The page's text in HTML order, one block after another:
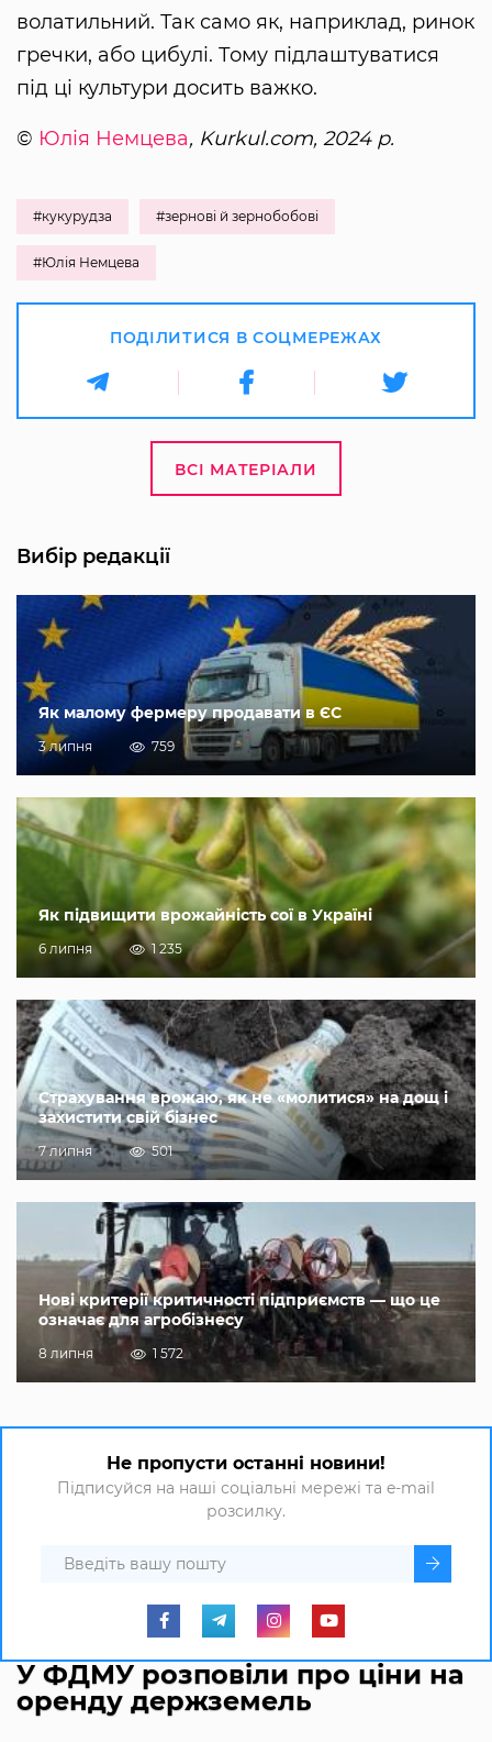
волатильний. Так само як, наприклад, ринок
гречки, або цибулі. Тому підлаштуватися
під ці культури досить важко.
© Юлія Немцева, Kurkul.com, 2024 р.
#кукурудза #зернові й зернобобові
#Юлія Немцева
ПОДІЛИТИСЯ В СОЦМЕРЕЖАХ
ВСІ МАТЕРІАЛИ
Вибір редакції
Як малому фермеру продавати в ЄС
3 липня 759
Як підвищити врожайність сої в Україні
6 липня 1 235
Страхування врожаю, як не «молитися» на дощ і
захистити свій бізнес
7 липня 501
Нові критерії критичності підприємств — що це
означає для агробізнесу
8 липня 1 572
Не пропусти останні новини!
Підписуйся на наші соціальні мережі та e-mail
розсилку.
У ФДМУ розповіли про ціни на
оренду держземель